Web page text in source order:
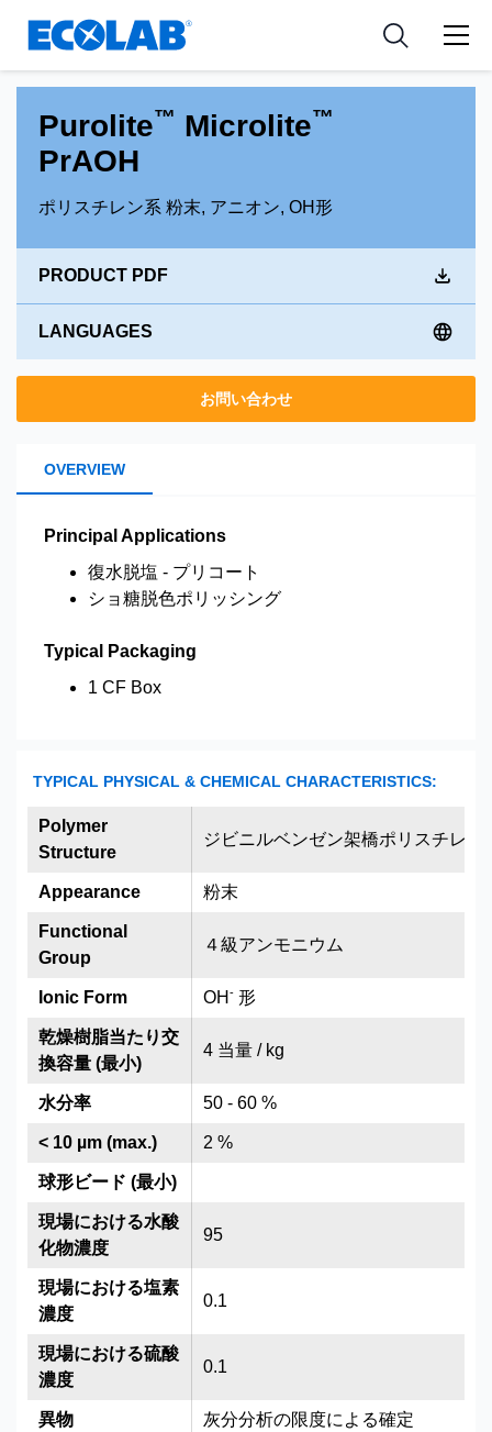
Resources
用途
Medical Devices and Diagnostics
Nutraceuticals
News & Events
Tools
Purolite™ Microlite™
PrAOH
ポリスチレン系 粉末, アニオン, OH形
PRODUCT PDF
LANGUAGES
お問い合わせ
OVERVIEW
Principal Applications
復水脱塩 - プリコート
ショ糖脱色ポリッシング
Typical Packaging
1 CF Box
TYPICAL PHYSICAL & CHEMICAL CHARACTERISTICS:
ジビニルベンゼン架橋ポリスチレン
粉末
４級アンモニウム
OH - 形
4 当量 / kg
50 - 60 %
2 %
95
0.1
0.1
灰分分析の限度による確定
Polymer
Structure
Appearance
Functional
Group
Ionic Form
乾燥樹脂当たり交
換容量 (最小)
水分率
< 10 µm (max.)
球形ビード (最小)
現場における水酸
化物濃度
現場における塩素
濃度
現場における硫酸
濃度
異物